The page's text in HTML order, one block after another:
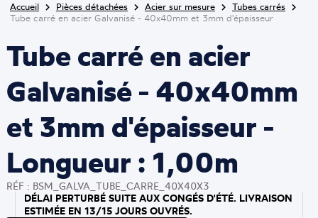
Accueil Pièces détachées Acier sur mesure
Tubes carrés
Tube carré en acier Galvanisé - 40x40mm et 3mm d'épaisseur
Tube carré en acier
Galvanisé - 40x40mm
et 3mm d'épaisseur -
Longueur : 1,00m
RÉF : BSM_GALVA_TUBE_CARRE_40X40X3
DÉLAI PERTURBÉ SUITE AUX CONGÉS D'ÉTÉ. LIVRAISON
ESTIMÉE EN 13/15 JOURS OUVRÉS.